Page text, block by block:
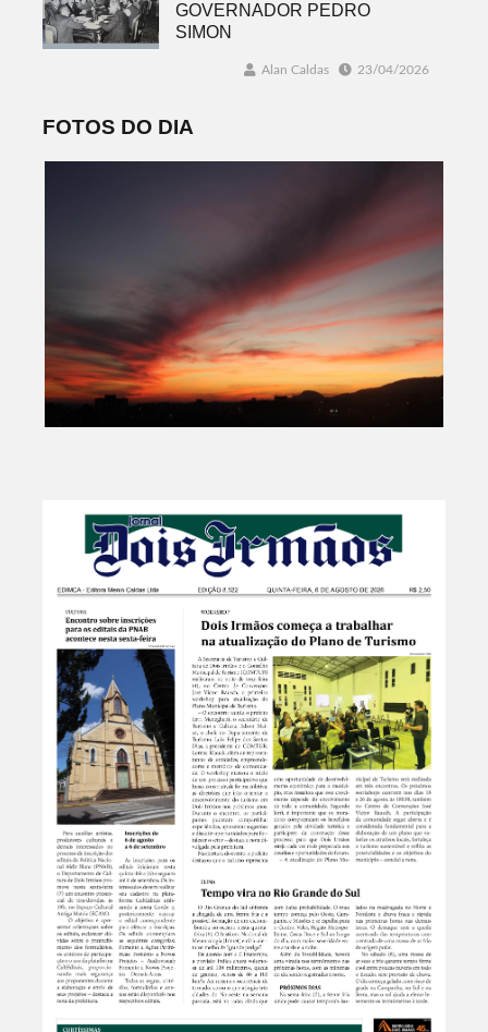
GOVERNADOR PEDRO
SIMON
Alan Caldas 23/04/2026
FOTOS DO DIA